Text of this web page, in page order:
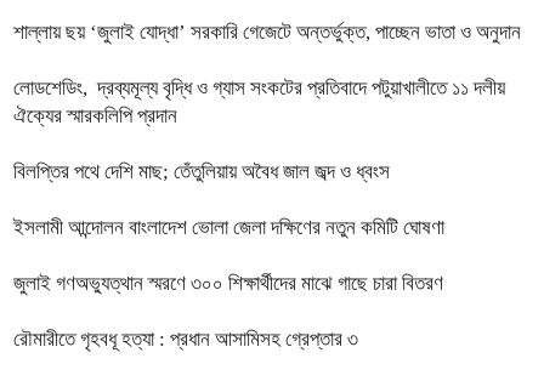
শাল্লায় ছয় ‘জুলাই যোদ্ধা’ সরকারি গেজেটে অন্তর্ভুক্ত, পাচ্ছেন ভাতা ও অনুদান
লোডশেডিং, দ্রব্যমূল্য বৃদ্ধি ও গ্যাস সংকটের প্রতিবাদে পটুয়াখালীতে ১১ দলীয়
ঐক্যের স্মারকলিপি প্রদান
বিলপ্তির পথে দেশি মাছ; তেঁতুলিয়ায় অবৈধ জাল জব্দ ও ধ্বংস
ইসলামী আন্দোলন বাংলাদেশ ভোলা জেলা দক্ষিণের নতুন কমিটি ঘোষণা
জুলাই গণঅভ্যুত্থান স্মরণে ৩০০ শিক্ষার্থীদের মাঝে গাছে চারা বিতরণ
রৌমারীতে গৃহবধূ হত্যা : প্রধান আসামিসহ গ্রেপ্তার ৩